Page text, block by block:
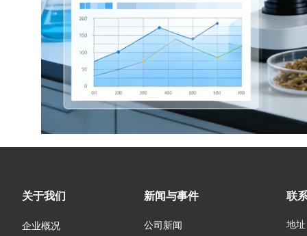
新闻与事件 联
地
关于我们
企业概况
公司新闻